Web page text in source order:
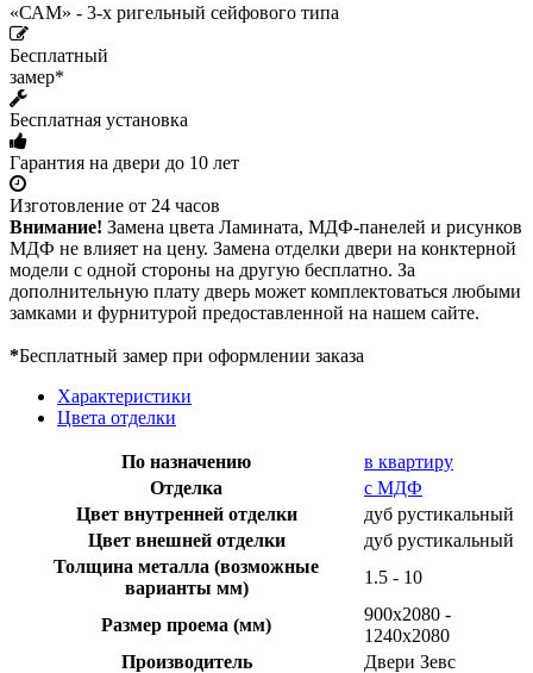
«САМ» - 3-х ригельный сейфового типа
Бесплатный
замер*
Бесплатная установка
Гарантия на двери до 10 лет
Изготовление от 24 часов
Внимание! Замена цвета Ламината, МДФ-панелей и рисунков
МДФ не влияет на цену. Замена отделки двери на конктерной
модели с одной стороны на другую бесплатно. За
дополнительную плату дверь может комплектоваться любыми
замками и фурнитурой предоставленной на нашем сайте.
*Бесплатный замер при оформлении заказа
Характеристики
Цвета отделки
По назначению
в квартиру
Отделка
с МДФ
Цвет внутренней отделки
дуб рустикальный
Цвет внешней отделки
дуб рустикальный
Толщина металла (возможные
варианты мм)
1.5 - 10
Размер проема (мм)
900х2080 -
1240х2080
Производитель
Двери Зевс